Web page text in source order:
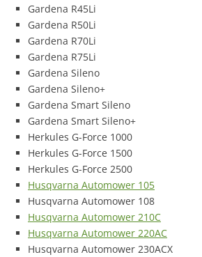
Gardena R45Li
Gardena R50Li
Gardena R70Li
Gardena R75Li
Gardena Sileno
Gardena Sileno+
Gardena Smart Sileno
Gardena Smart Sileno+
Herkules G-Force 1000
Herkules G-Force 1500
Herkules G-Force 2500
Husqvarna Automower 105
Husqvarna Automower 108
Husqvarna Automower 210C
Husqvarna Automower 220AC
Husqvarna Automower 230ACX